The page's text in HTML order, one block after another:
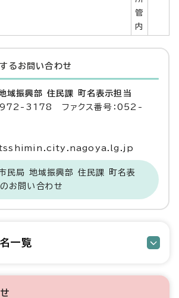
管
内
る お問い合わせ
域振興部 住民課 町名表示担当
972-3178 ファクス番号：052-
民局 地域振興部 住民課 町名表
お問い合わせ
一覧